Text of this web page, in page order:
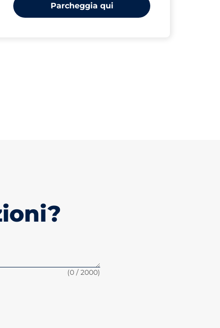
Parcheggia qui
(0/ 2000)